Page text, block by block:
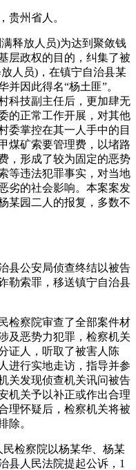
州省人。
释放人员)为达到聚敛钱
层政权的目的，纠集了被
人员)，在镇宁自治县某
因此得名“杨土匪”。
科技副主任后，更加肆无
的正常工作开展，对其他
委掌控在其一人手中的目
煤矿索要管理费，以堵路
，形成了较为固定的恶势
等违法犯罪事实，对当地
劣的社会影响。本案案发
某园二人的报复，多数不
公安局侦查终结以被告
勒索罪，移送镇宁自治县
察院审查了全部案件材
及恶势力犯罪，检察机关
证人，听取了被害人陈
进行实地走访，指导并参
关发现侦查机关讯问被告
机关予以补正或作出合理
理怀疑后，检察机关将被
除。
检察院以杨某华、杨某
县人民法院提起公诉，1